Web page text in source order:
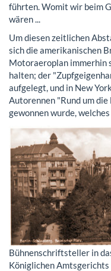
führten. Womit wir beim
wären ...
Um diesen zeitlichen
sich die amerikanischen
Motoraeroplan immerhin
halten; der
aufgelegt, und in New
Autorennen "Rund um die
gewonnen wurde,
Bühnenschriftsteller in
Königlichen